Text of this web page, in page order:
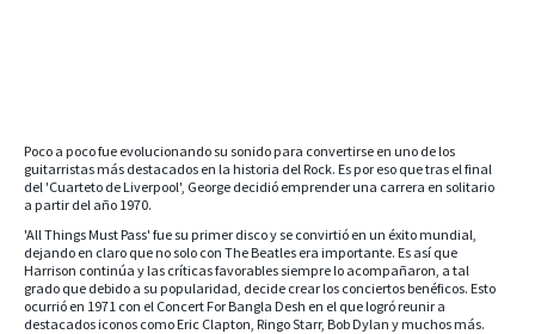
Poco a poco fue evolucionando su sonido para convertirse en uno de los
guitarristas más destacados en la historia del Rock. Es por eso que tras el final
del 'Cuarteto de Liverpool', George decidió emprender una carrera en solitario
a partir del año 1970.
'All Things Must Pass' fue su primer disco y se convirtió en un éxito mundial,
dejando en claro que no solo con The Beatles era importante. Es así que
Harrison continúa y las críticas favorables siempre lo acompañaron, a tal
grado que debido a su popularidad, decide crear los conciertos benéficos. Esto
ocurrió en 1971 con el Concert For Bangla Desh en el que logró reunir a
destacados iconos como Eric Clapton, Ringo Starr, Bob Dylan y muchos más.